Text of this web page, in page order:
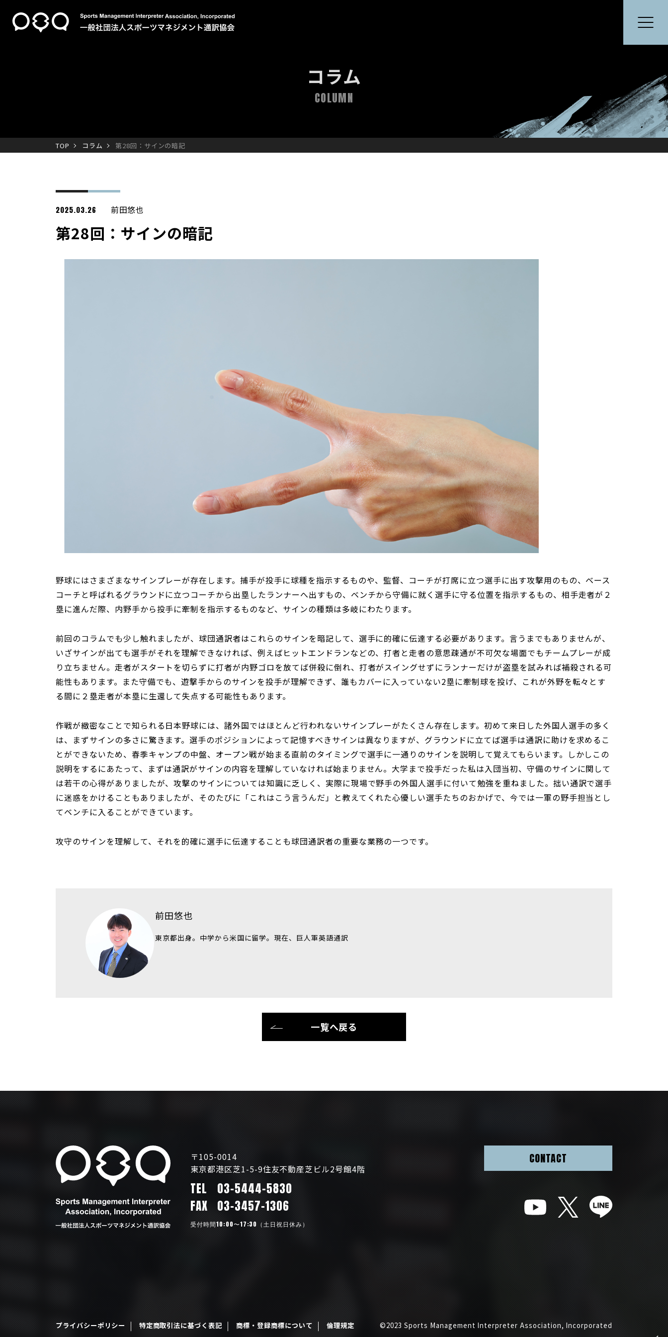
コラム
COLUMN
TOP コラム 第28回：サインの暗記
2025.03.26 前田悠也
第28回：サインの暗記
野球にはさまざまなサインプレーが存在します。捕手が投手に球種を指示するものや、監督、コーチが打席に立つ選手に出す攻撃用のもの、ベース
コーチと呼ばれるグラウンドに立つコーチから出塁したランナーへ出すもの、ベンチから守備に就く選手に守る位置を指示するもの、相手走者が２
塁に進んだ際、内野手から投手に牽制を指示するものなど、サインの種類は多岐にわたります。
前回のコラムでも少し触れましたが、球団通訳者はこれらのサインを暗記して、選手に的確に伝達する必要があります。言うまでもありませんが、
いざサインが出ても選手がそれを理解できなければ、例えばヒットエンドランなどの、打者と走者の意思疎通が不可欠な場面でもチームプレーが成
り立ちません。走者がスタートを切らずに打者が内野ゴロを放てば併殺に倒れ、打者がスイングせずにランナーだけが盗塁を試みれば補殺される可
能性もあります。また守備でも、遊撃手からのサインを投手が理解できず、誰もカバーに入っていない2塁に牽制球を投げ、これが外野を転々とす
る間に２塁走者が本塁に生還して失点する可能性もあります。
作戦が緻密なことで知られる日本野球には、諸外国ではほとんど行われないサインプレーがたくさん存在します。初めて来日した外国人選手の多く
は、まずサインの多さに驚きます。選手のポジションによって記憶すべきサインは異なりますが、グラウンドに立てば選手は通訳に助けを求めるこ
とができないため、春季キャンプの中盤、オープン戦が始まる直前のタイミングで選手に一通りのサインを説明して覚えてもらいます。しかしこの
説明をするにあたって、まずは通訳がサインの内容を理解していなければ始まりません。大学まで投手だった私は入団当初、守備のサインに関して
は若干の心得がありましたが、攻撃のサインについては知識に乏しく、実際に現場で野手の外国人選手に付いて勉強を重ねました。拙い通訳で選手
に迷惑をかけることもありましたが、そのたびに「これはこう言うんだ」と教えてくれた心優しい選手たちのおかげで、今では一軍の野手担当とし
てベンチに入ることができています。
攻守のサインを理解して、それを的確に選手に伝達することも球団通訳者の重要な業務の一つです。
前田悠也
東京都出身。中学から米国に留学。現在、巨人軍英語通訳
一覧へ戻る
〒105-0014
東京都港区芝1-5-9住友不動産芝ビル2号館4階
TEL
03-5444-5830
FAX 03-3457-1306
受付時間10:00〜17:30（土日祝日休み）
CONTACT
プライバシーポリシー 特定商取引法に基づく表記 商標・登録商標について 倫理規定 ©2023 Sports Management Interpreter Association, Incorporated